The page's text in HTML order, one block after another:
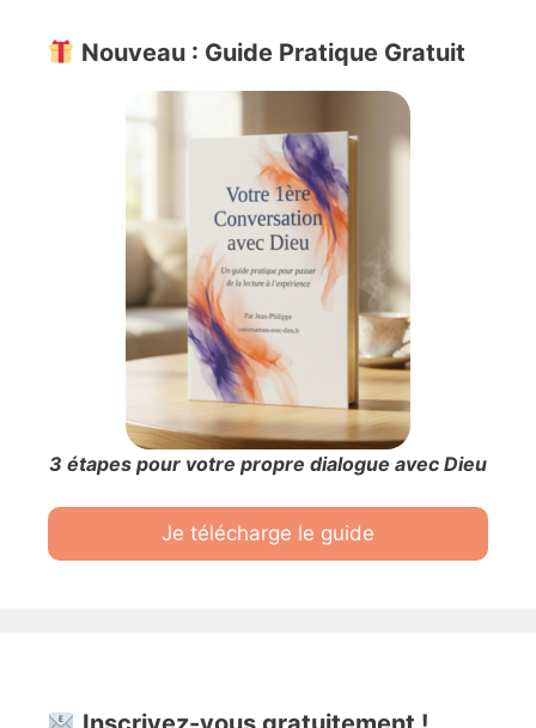
Nouveau : Guide Pratique Gratuit
3 étapes pour votre propre dialogue avec Dieu
Je télécharge le guide